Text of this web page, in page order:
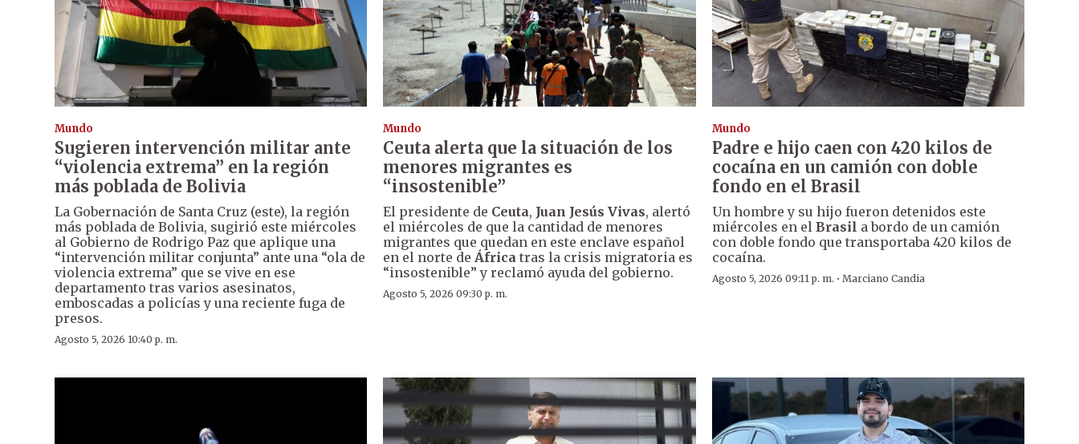
Mundo
Sugieren intervención militar ante
“violencia extrema” en la región
más poblada de Bolivia
La Gobernación de Santa Cruz (este), la región
más poblada de Bolivia, sugirió este miércoles
al Gobierno de Rodrigo Paz que aplique una
“intervención militar conjunta” ante una “ola de
violencia extrema” que se vive en ese
departamento tras varios asesinatos,
emboscadas a policías y una reciente fuga de
presos.
Agosto 5, 2026 10:40 p. m.
Mundo
Ceuta alerta que la situación de los
menores migrantes es
“insostenible”
El presidente de Ceuta, Juan Jesús Vivas, alertó
el miércoles de que la cantidad de menores
migrantes que quedan en este enclave español
en el norte deÁfrica tras la crisis migratoria es
“insostenible” y reclamó ayuda del gobierno.
Agosto 5, 2026 09:30 p. m.
Mundo
Padre e hijo caen con 420 kilos de
cocaína en un camión con doble
fondo en el Brasil
Un hombre y su hijo fueron detenidos este
miércoles en el Brasil a bordo de un camión
con doble fondo que transportaba 420 kilos de
cocaína.
Agosto 5, 2026 09:11 p. m. · Marciano Candia